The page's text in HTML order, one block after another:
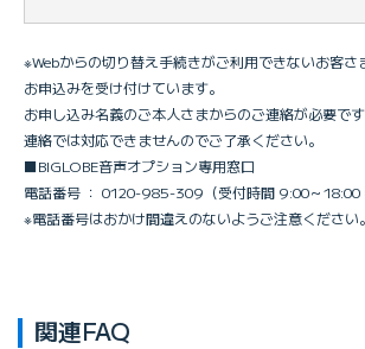
※Webからの切り替え手続きがご利用できないお客さ
お申込みを受け付けています。
お申し込み名義のご本人さまからのご連絡が必要で
連絡では対応できませんのでご了承ください。
■BIGLOBE音声オプション専用窓口
電話番号 ： 0120-985-309（受付時間 9:00～18:00
※電話番号はおかけ間違えのないようご注意ください。
関連FAQ